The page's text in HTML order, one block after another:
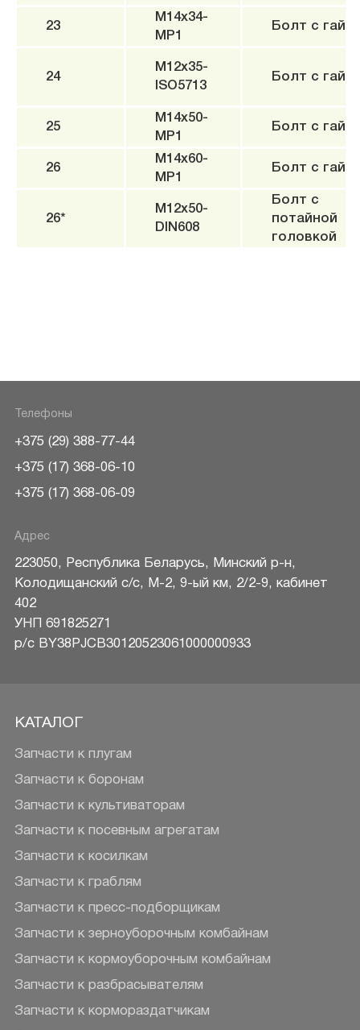
23
M14x34-
MP1
Болт c
24
M12x35-
ISO5713
Болт c
25
M14x50-
MP1
Болт c
26
M14x60-
MP1
Болт c
26*
M12x50-
DIN608
Болт с
потайной
головкой
Телефоны
+375 (29) 388-77-44
+375 (17) 368-06-10
+375 (17) 368-06-09
Адрес
223050, Республика Беларусь, Минский р-н,
Колодищанский с/с, М-2, 9-ый км, 2/2-9, кабинет
402
УНП 691825271
р/c BY38PJCB30120523061000000933
КАТАЛОГ
Запчасти к плугам
Запчасти к боронам
Запчасти к культиваторам
Запчасти к посевным агрегатам
Запчасти к косилкам
Запчасти к граблям
Запчасти к пресс-подборщикам
Запчасти к зерноуборочным комбайнам
Запчасти к кормоуборочным комбайнам
Запчасти к разбрасывателям
Запчасти к кормораздатчикам